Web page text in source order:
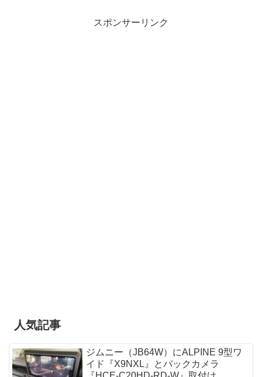
スポンサーリンク
人気記事
ジムニー（JB64W）にALPINE 9型ワ
イド『X9NXL』とバックカメラ